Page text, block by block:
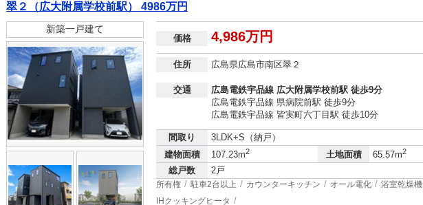
翠２（広大附属学校前駅） 4986万円
新築一戸建て
価格 4,986万円
住所 広島県広島市南区翠２
交通
広島電鉄宇品線 広大附属学校前駅 徒歩9分
広島電鉄宇品線 県病院前駅 徒歩9分
広島電鉄宇品線 皆実町六丁目駅 徒歩10分
間取り
3LDK+S（納戸）
建物面積
107.23m2 土地面積 65.57m2
総戸数 2戸
所有権 駐車2台以上 カウンターキッチン オール電化
浴室乾燥機
IHクッキングヒータ